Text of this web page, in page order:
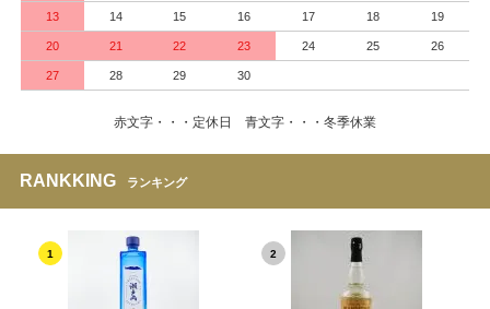
13 14 15 16 17 18 19
20 21 22 23 24 25 26
27 28 29 30
赤文字・・・定休日 青文字・・・冬季休業
RANKKING ランキング
1 2